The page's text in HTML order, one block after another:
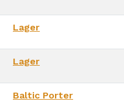
Lager
Lager
Baltic Porter